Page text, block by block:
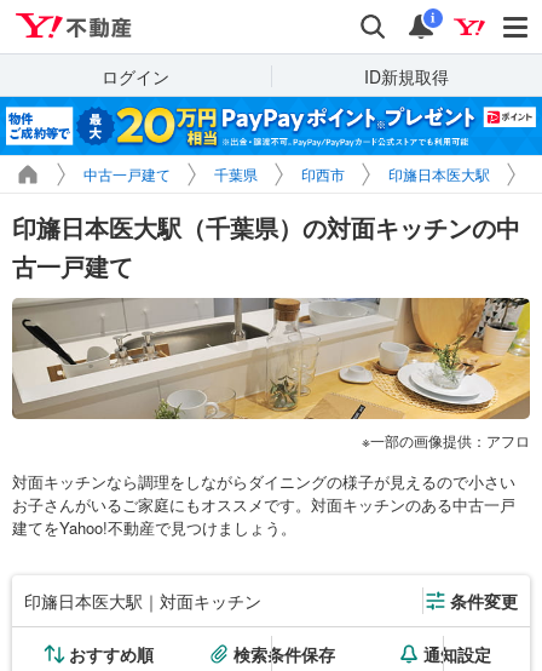
検索 通知
i
ログイン ID新規取得
中古一戸建て 千葉県 印西市 印旛日本医大駅
印旛日本医大駅（千葉県）の対面キッチンの中
古一戸建て
一部の画像提供：アフロ
対面キッチンなら調理をしながらダイニングの様子が見えるので小さい
お子さんがいるご家庭にもオススメです。対面キッチンのある中古一戸
建てをYahoo!不動産で見つけましょう。
印旛日本医大駅｜対面キッチン 条件変更
おすすめ順 検索条件保存 通知設定